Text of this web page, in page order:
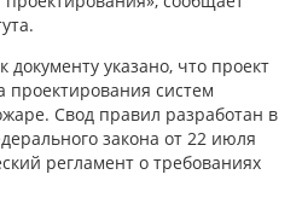
документу указано, что проект
проектирования систем
Свод правил разработан в
закона от 22 июля
регламент о требованиях